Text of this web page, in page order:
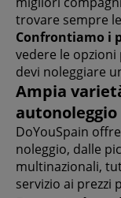
trovare sempre
Confrontiamo i
vedere le
devi noleggiare
Ampia
autonoleggio
DoYouSpain
noleggio, dalle
multinazionali,
servizio ai prezzi